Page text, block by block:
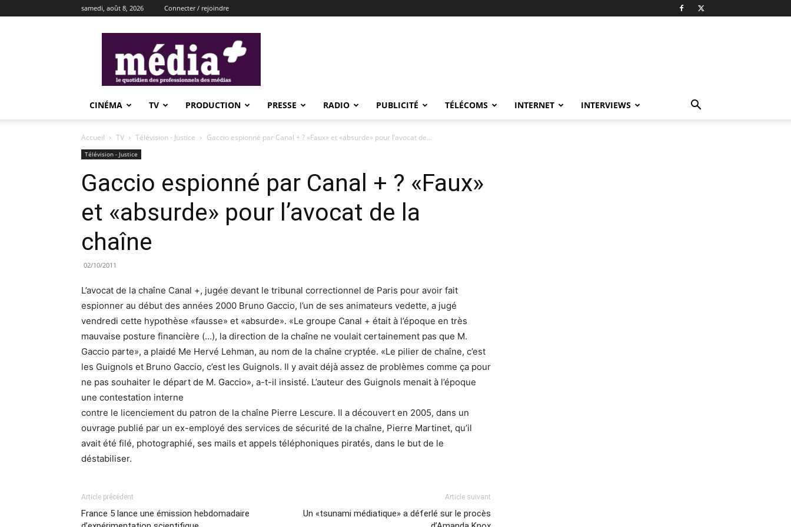
samedi, août 8, 2026 Connecter / rejoindre
CINÉMA TV PRODUCTION PRESSE RADIO PUBLICITÉ TÉLÉCOMS INTERNET INTERVIEWS
Accueil TV Télévision - Justice Gaccio espionné par Canal + ? «Faux» et «absurde» pour l’avocat de...
Télévision - Justice
Gaccio espionné par Canal + ? «Faux»
et «absurde» pour l’avocat de la
chaîne
02/10/2011
L’avocat de la chaîne Canal +, jugée devant le tribunal correctionnel de Paris pour avoir fait
espionner au début des années 2000 Bruno Gaccio, l’un de ses animateurs vedette, a jugé
vendredi cette hypothèse «fausse» et «absurde». «Le groupe Canal + était à l’époque en très
mauvaise posture financière (…), la direction de la chaîne ne voulait certainement pas que M.
Gaccio parte», a plaidé Me Hervé Lehman, au nom de la chaîne cryptée. «Le pilier de chaîne, c’est
les Guignols et Bruno Gaccio, c’est les Guignols. Il y avait déjà assez de problèmes comme ça pour
ne pas souhaiter le départ de M. Gaccio», a-t-il insisté. L’auteur des Guignols menait à l’époque
une contestation interne
contre le licenciement du patron de la chaîne Pierre Lescure. Il a découvert en 2005, dans un
ouvrage publié par un ex-employé des services de sécurité de la chaîne, Pierre Martinet, qu’il
avait été filé, photographié, ses mails et appels téléphoniques piratés, dans le but de le
déstabiliser.
Article précédent
France 5 lance une émission hebdomadaire
Article suivant
Un «tsunami médiatique» a déferlé sur le procès